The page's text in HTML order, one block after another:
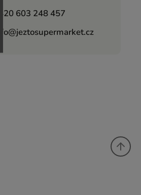
603 248 457